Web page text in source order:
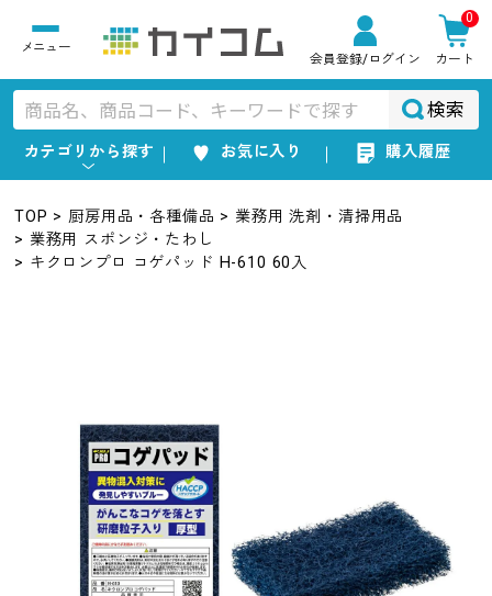
会員登録/ログイン
0
カート
検索
カテゴリから探す お気に入り 購入履歴
TOP 厨房用品・各種備品
業務用 洗剤・清掃用品
業務用 スポンジ・たわし
キクロンプロ コゲパッド H-610 60入